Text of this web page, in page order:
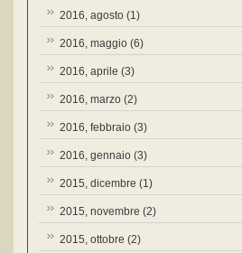
2016, agosto (1)
2016, maggio (6)
2016, aprile (3)
2016, marzo (2)
2016, febbraio (3)
2016, gennaio (3)
2015, dicembre (1)
2015, novembre (2)
2015, ottobre (2)